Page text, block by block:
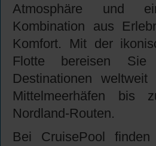
Atmosphäre und
Kombination aus
Komfort. Mit der
Flotte bereisen Sie
Destinationen
Mittelmeerhäfen bis
Nordland-Routen.
Bei CruisePool